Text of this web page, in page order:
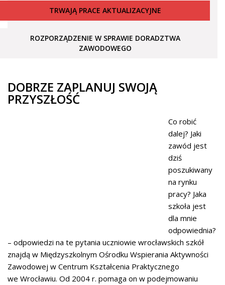
TRWAJĄ PRACE AKTUALIZACYJNE
ROZPORZĄDZENIE W SPRAWIE DORADZTWA
ZAWODOWEGO
DOBRZE ZAPLANUJ SWOJĄ
PRZYSZŁOŚĆ
Co robić
dalej? Jaki
zawód jest
dziś
poszukiwany
na rynku
pracy? Jaka
szkoła jest
dla mnie
odpowiednia?
– odpowiedzi na te pytania uczniowie wrocławskich szkół
znajdą w Międzyszkolnym Ośrodku Wspierania Aktywności
Zawodowej w Centrum Kształcenia Praktycznego
we Wrocławiu. Od 2004 r. pomaga on w podejmowaniu